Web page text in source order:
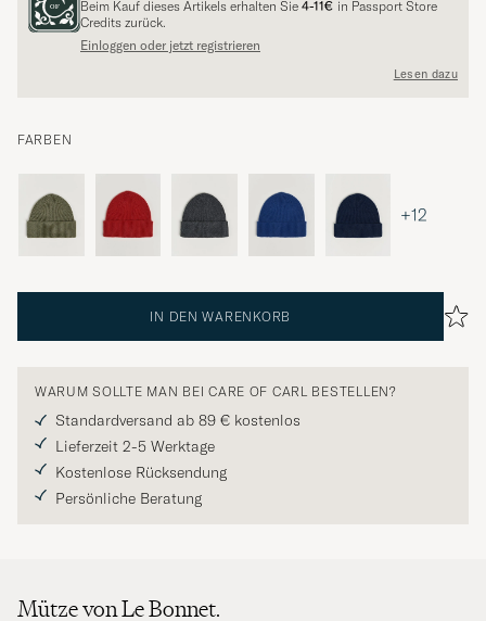
Beim Kauf dieses Artikels erhalten Sie 4-11€ in Passport Store
Credits zurück.
Einloggen oder jetzt registrieren
Lesen dazu
FARBEN
+12
IN DEN WARENKORB
WARUM SOLLTE MAN BEI CARE OF CARL BESTELLEN?
Standardversand ab 89 € kostenlos
Lieferzeit 2-5 Werktage
Kostenlose Rücksendung
Persönliche Beratung
Mütze von Le Bonnet.